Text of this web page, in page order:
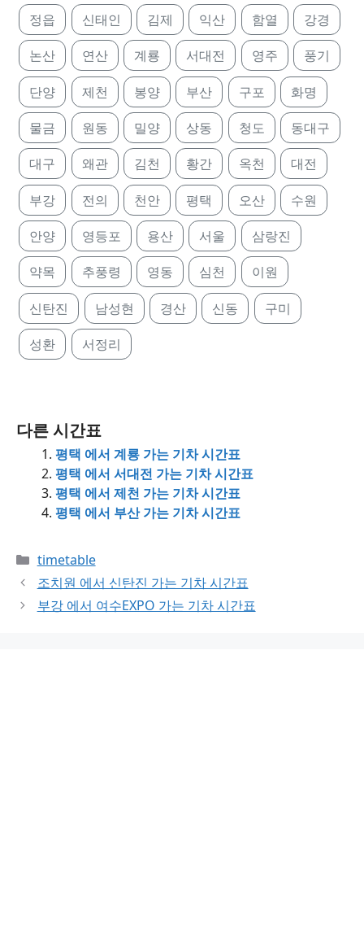
정읍 신태인 김제 익산 함열 강경
논산 연산 계룡 서대전 영주 풍기
단양 제천 봉양 부산 구포 화명
물금 원동 밀양 상동 청도 동대구
대구 왜관 김천 황간 옥천 대전
부강 전의 천안 평택 오산 수원
안양 영등포 용산 서울 삼랑진
약목 추풍령 영동 심천 이원
신탄진 남성현 경산 신동 구미
성환 서정리
다른 시간표
평택 에서 계룡 가는 기차 시간표
평택 에서 서대전 가는 기차 시간표
평택 에서 제천 가는 기차 시간표
평택 에서 부산 가는 기차 시간표
Categories
timetable
조치원 에서 신탄진 가는 기차 시간표
부강 에서 여수EXPO 가는 기차 시간표